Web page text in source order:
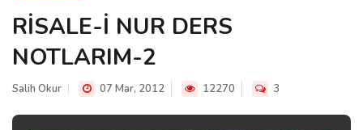
RİSALE-İ NUR DERS
NOTLARIM-2
Salih Okur 07 Mar, 2012 12270 3